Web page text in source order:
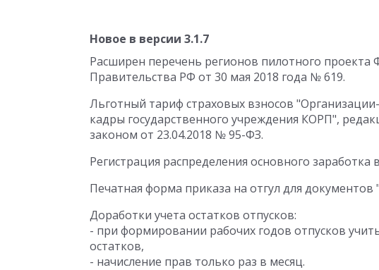
Новое в версии 3.1.7
Расширен перечень регионов пилотного проекта
Правительства РФ от 30 мая 2018 года № 619.
Льготный тариф страховых взносов
кадры государственного учреждения КОРП",
законом от 23.04.2018 № 95-ФЗ.
Регистрация распределения основного заработка
Печатная форма приказа на отгул для документов
Доработки учета остатков отпусков:
- при формировании рабочих годов отпусков
остатков,
- начисление прав только раз в месяц.